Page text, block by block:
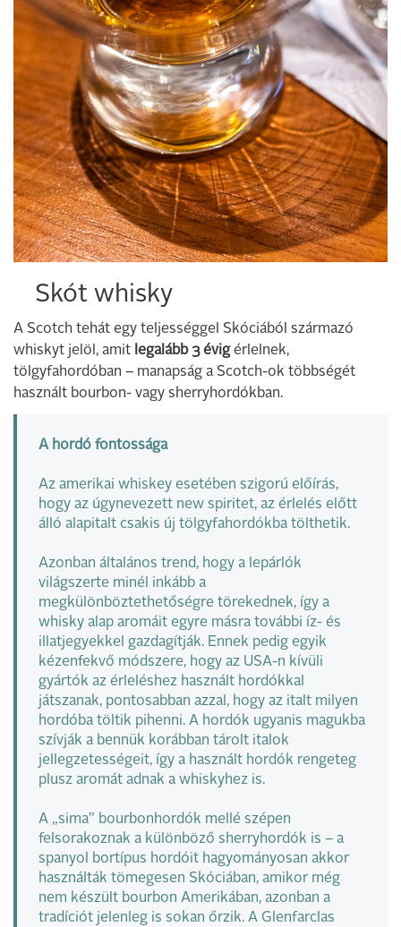
Skót whisky
A Scotch tehát egy teljességgel Skóciából származó
whiskyt jelöl, amit legalább 3 évigérlelnek,
tölgyfahordóban – manapság a Scotch-ok többségét
használt bourbon- vagy sherryhordókban.
A hordó fontossága
Az amerikai whiskey esetében szigorú előírás,
hogy az úgynevezett new spiritet, az érlelés előtt
álló alapitalt csakis új tölgyfahordókba tölthetik.
Azonban általános trend, hogy a lepárlók
világszerte minél inkább a
megkülönböztethetőségre törekednek, így a
whisky alap aromáit egyre másra további íz- és
illatjegyekkel gazdagítják. Ennek pedig egyik
kézenfekvő módszere, hogy az USA-n kívüli
gyártók az érleléshez használt hordókkal
játszanak, pontosabban azzal, hogy az italt milyen
hordóba töltik pihenni. A hordók ugyanis magukba
szívják a bennük korábban tárolt italok
jellegzetességeit, így a használt hordók rengeteg
plusz aromát adnak a whiskyhez is.
A „sima” bourbonhordók mellé szépen
felsorakoznak a különböző sherryhordók is – a
spanyol bortípus hordóit hagyományosan akkor
használták tömegesen Skóciában, amikor még
nem készült bourbon Amerikában, azonban a
tradíciót jelenleg is sokan őrzik. A Glenfarclas